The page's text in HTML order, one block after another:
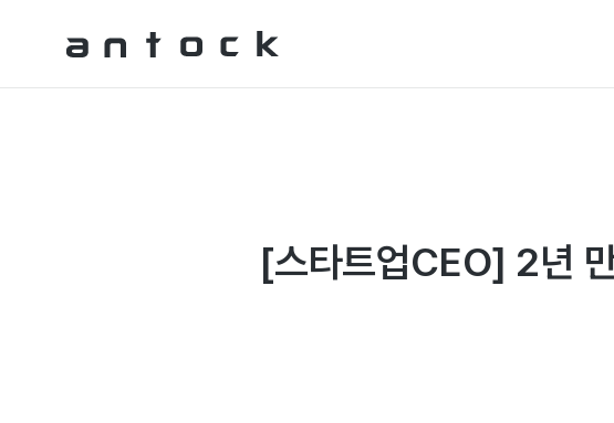
[스타트업CEO] 2년